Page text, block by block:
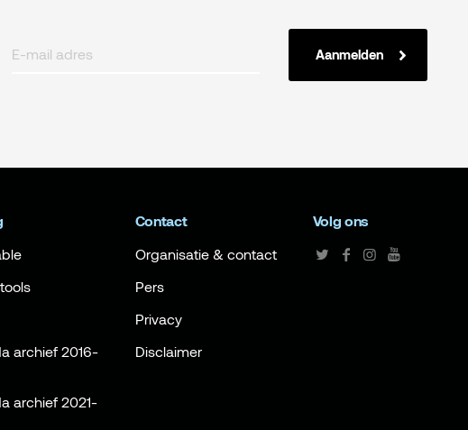
Aanmelden
archief 2016-
archief 2021-
Contact
Organisatie & contact
Pers
Privacy
Disclaimer
Volg ons